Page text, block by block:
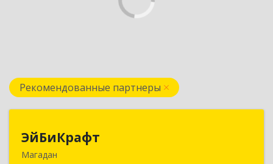
Рекомендованные партнеры
ЭйБиКрафт
Магадан
685000, Магаданская обл, Магадан г, Полярная